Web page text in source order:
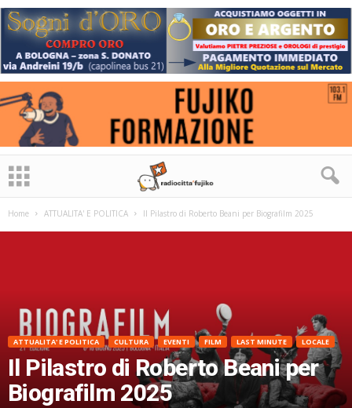
Home ATTUALITA' E POLITICA Il Pilastro di Roberto Beani per Biografilm 2025
ATTUALITA' E POLITICA CULTURA EVENTI FILM LAST MINUTE LOCALE
Il Pilastro di Roberto Beani per
Biografilm 2025